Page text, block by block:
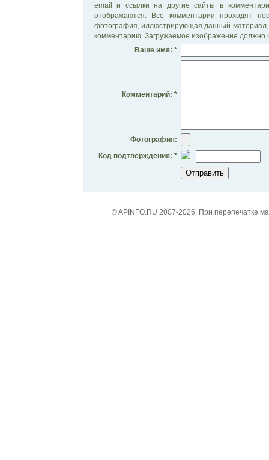
email и ссылки на другие сайты в
отображаются. Все комментарии проходят
фотография, иллюстрирующая данный материал,
комментарию. Загружаемое изображение должно
Ваше имя: *
Комментарий: *
Фотография:
Код подтверждения: *
© APINFO.RU 2007-2026. При перепечатке